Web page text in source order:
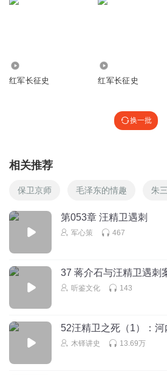
红军长征史 红军长征史
换一批
相关推荐
保卫京师 毛泽东的情趣 朱
第053章 汪精卫遇刺
军心策 467
37 蒋介石与汪精卫遇刺
听鉴文化 143
52汪精卫之死（1）：河
木铎讲史 13.69万